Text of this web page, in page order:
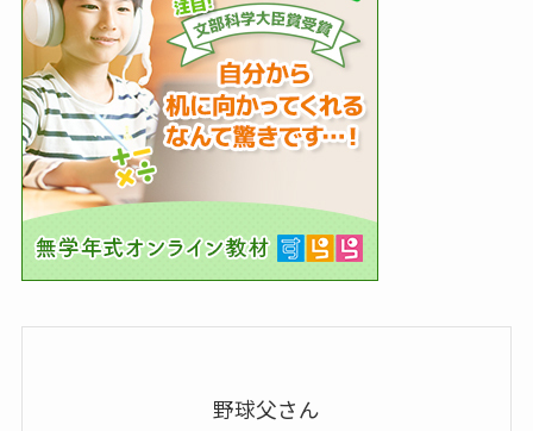
野球父さん